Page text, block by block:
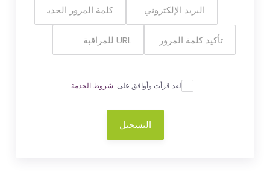
لقد قرأت وأوافق علىشروط الخدمة
التسجيل